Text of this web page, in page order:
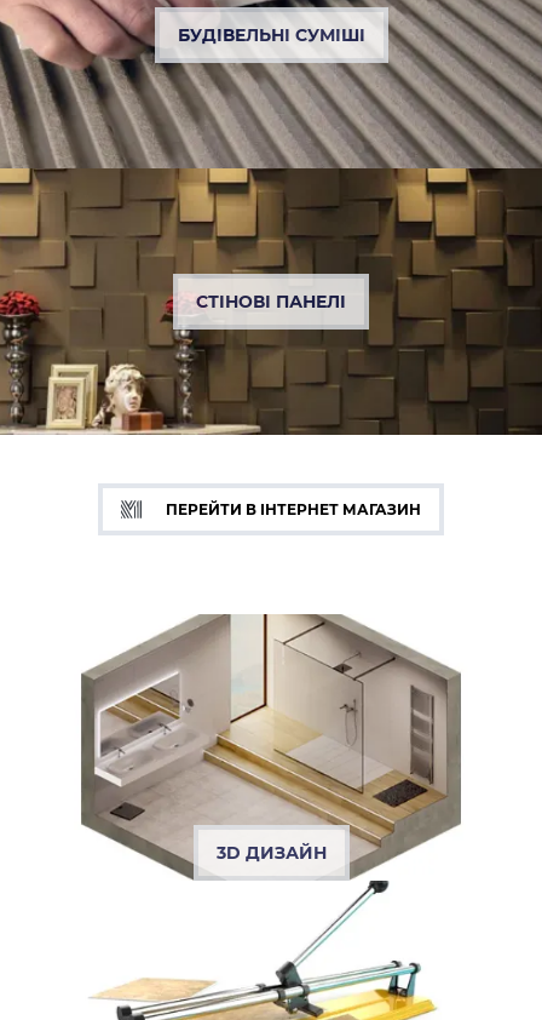
БУДІВЕЛЬНІ СУМІШІ
СТІНОВІ ПАНЕЛІ
ПЕРЕЙТИ В ІНТЕРНЕТ МАГАЗИН
3D ДИЗАЙН